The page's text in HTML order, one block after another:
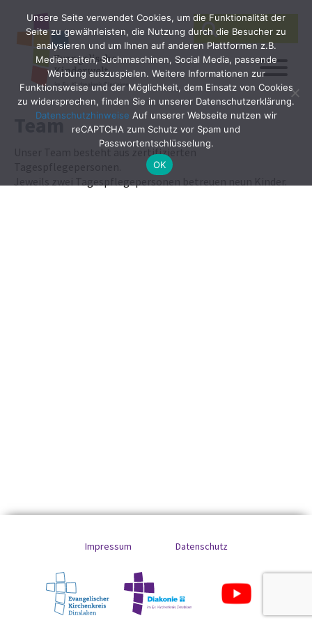
Search
for:
SEARCH
Team
Unser Team besteht aus zertifizierten
Impressum Datenschutz
Unsere Seite verwendet Cookies, um die Funktionalität der
Seite zu gewährleisten, die Nutzung durch die Besucher zu
analysieren und um Ihnen auf anderen Plattformen z.B.
Medienseiten, Suchmaschinen, Social Media, passende
Werbung auszuspielen. Weitere Informationen zur
Funktionsweise und der Möglichkeit, dem Einsatz von Cookies
zu widersprechen, finden Sie in unserer Datenschutzerklärung.
Datenschutzhinweise Auf unserer Webseite nutzen wir
reCAPTCHA zum Schutz vor Spam und
Passwortentschlüsselung.
OK